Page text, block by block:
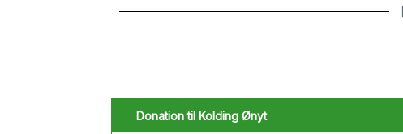
Donation til Kolding Ønyt